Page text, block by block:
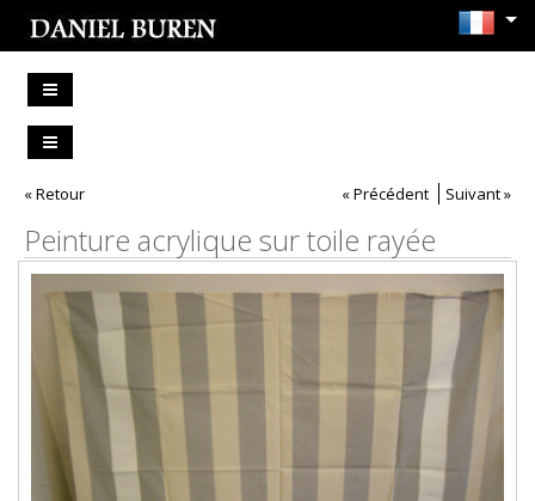
« Retour « Précédent Suivant »
Peinture acrylique sur toile rayée